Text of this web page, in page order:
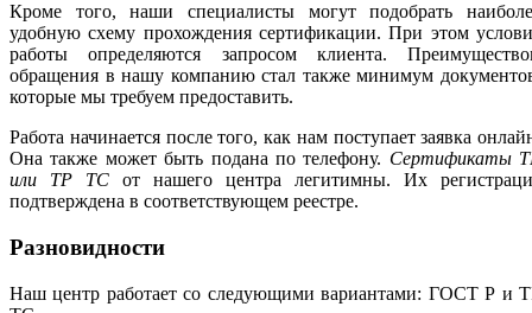
Кроме того, наши специалисты могут подобрать
удобную схему прохождения сертификации. При этом
работы определяются запросом клиента.
обращения в нашу компанию стал также минимум
которые мы требуем предоставить.
Работа начинается после того, как нам поступает заявка
Она также может быть подана по телефону. Сертификаты
или ТР ТС от нашего центра легитимны. Их
подтверждена в соответствующем реестре.
Разновидности
Наш центр работает со следующими вариантами: ГОСТ Р и